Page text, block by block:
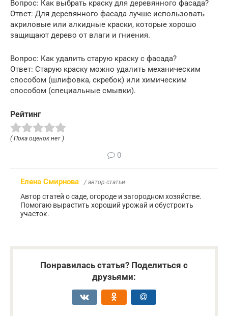
Вопрос: Как выбрать краску для деревянного фасада?
Ответ: Для деревянного фасада лучше использовать
акриловые или алкидные краски, которые хорошо
защищают дерево от влаги и гниения.
Вопрос: Как удалить старую краску с фасада?
Ответ: Старую краску можно удалить механическим
способом (шлифовка, скребок) или химическим
способом (специальные смывки).
Рейтинг
( Пока оценок нет )
0
Елена Смирнова / автор статьи
Автор статей о саде, огороде и загородном хозяйстве.
Помогаю вырастить хороший урожай и обустроить
участок.
Понравилась статья? Поделиться с
друзьями: